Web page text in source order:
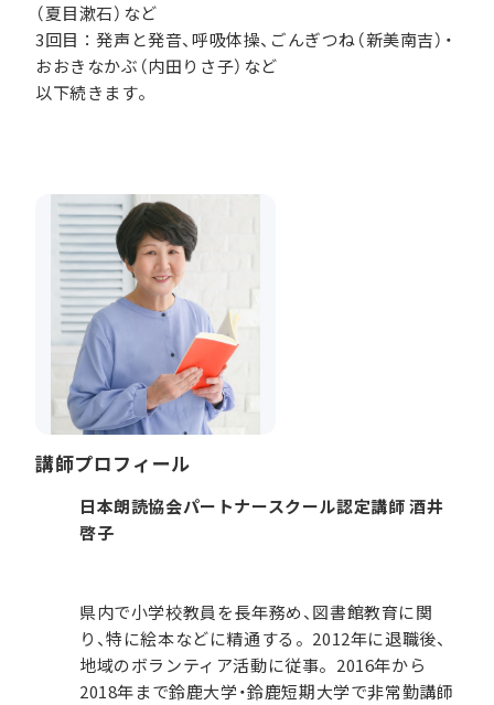
（夏目漱石）など
3回目：発声と発音、呼吸体操、ごんぎつね（新美南吉）・
おおきなかぶ（内田りさ子）など
以下続きます。
講師プロフィール
日本朗読協会パートナースクール認定講師 酒井
啓子
県内で小学校教員を長年務め、図書館教育に関
り、特に絵本などに精通する。2012年に退職後、
地域のボランティア活動に従事。2016年から
2018年まで鈴鹿大学・鈴鹿短期大学で非常勤講師